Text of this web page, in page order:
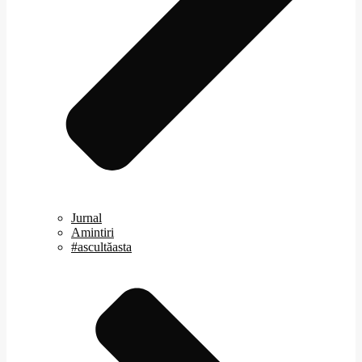
Jurnal
Amintiri
#ascultăasta